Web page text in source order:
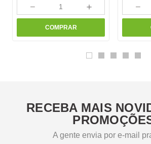
＋
－
COMPRAR
－
RECEBA MAIS
A gente envia por e-mail